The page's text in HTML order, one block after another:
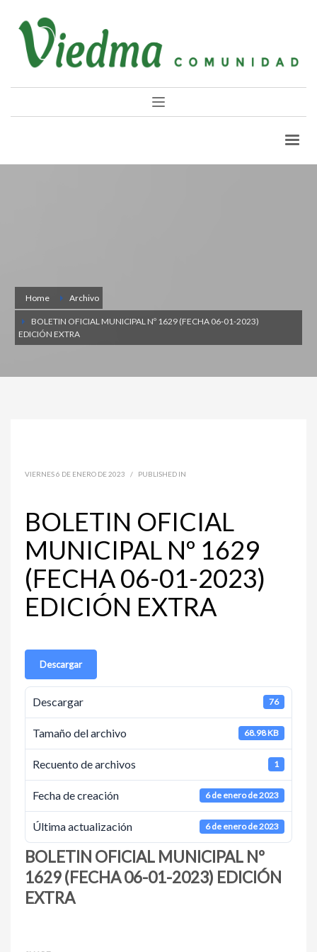
Home Archivo
BOLETIN OFICIAL MUNICIPAL Nº 1629 (FECHA 06-01-2023)
EDICIÓN EXTRA
VIERNES 6 DE ENERO DE 2023 / PUBLISHED IN
BOLETIN OFICIAL
MUNICIPAL Nº 1629
(FECHA 06-01-2023)
EDICIÓN EXTRA
Descargar
Descargar 76
Tamaño del archivo 68.98 KB
Recuento de archivos 1
Fecha de creación 6 de enero de 2023
Última actualización 6 de enero de 2023
BOLETIN OFICIAL MUNICIPAL Nº
1629 (FECHA 06-01-2023) EDICIÓN
EXTRA